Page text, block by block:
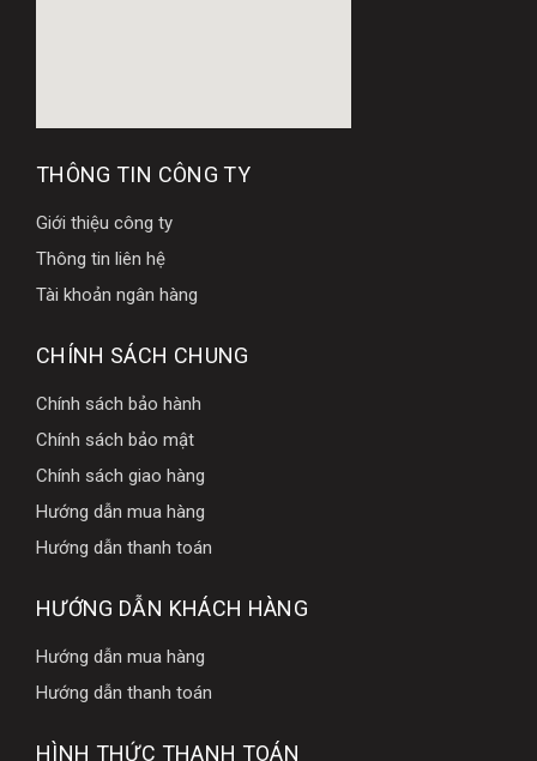
THÔNG TIN CÔNG TY
Giới thiệu công ty
Thông tin liên hệ
Tài khoản ngân hàng
CHÍNH SÁCH CHUNG
Chính sách bảo hành
Chính sách bảo mật
Chính sách giao hàng
Hướng dẫn mua hàng
Hướng dẫn thanh toán
HƯỚNG DẪN KHÁCH HÀNG
Hướng dẫn mua hàng
Hướng dẫn thanh toán
HÌNH THỨC THANH TOÁN